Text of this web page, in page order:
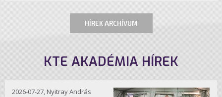
HÍREK ARCHÍVUM
KTE AKADÉMIA HÍREK
2026-07-27, Nyitray András